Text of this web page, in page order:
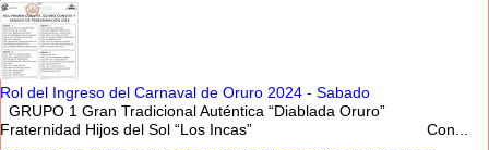
Rol del Ingreso del Carnaval de Oruro 2024 - Sabado
GRUPO 1 Gran Tradicional Auténtica “Diablada Oruro”
Fraternidad Hijos del Sol “Los Incas” Con...